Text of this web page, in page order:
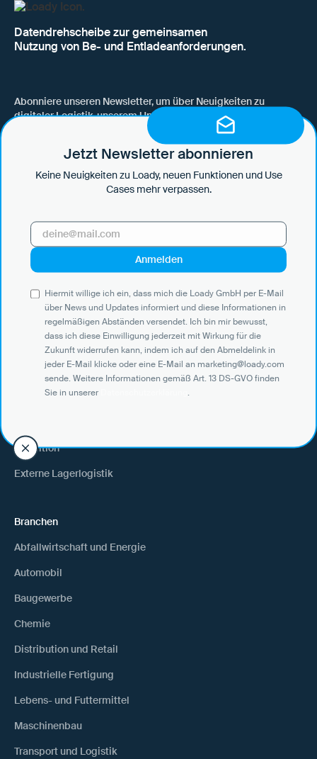
Datendrehscheibe zur gemeinsamen
Nutzung von Be- und Entladeanforderungen.
Abonniere unseren Newsletter, um über Neuigkeiten zu
digitaler Logistik, unserem Unternehmen, neuen Funktionen
und Use Cases auf dem Laufenden zu bleiben.
Hiermit willige ich ein, dass mich die Loady GmbH per E-Mail über
News und Updates informiert und diese Informationen in
regelmäßigen Abständen versendet. Ich bin mir bewusst, dass ich
diese Einwilligung jederzeit mit Wirkung für die Zukunft widerrufen
E-Mail an marketing@loady.com sende. Weitere Informationen
gemäß Art. 13 DS-GVO finden Sie in unsererDatenschutzerklärung
Use Cases
Verlader
Spedition
Externe Lagerlogistik
Branchen
Abfallwirtschaft und Energie
Automobil
Baugewerbe
Chemie
Distribution und Retail
Industrielle Fertigung
Lebens- und Futtermittel
Maschinenbau
Transport und Logistik
Jetzt Newsletter abonnieren
Keine Neuigkeiten zu Loady, neuen Funktionen und Use
Cases mehr verpassen.
Hiermit willige ich ein, dass mich die Loady GmbH per E-Mail
über News und Updates informiert und diese Informationen in
regelmäßigen Abständen versendet. Ich bin mir bewusst,
dass ich diese Einwilligung jederzeit mit Wirkung für die
Zukunft widerrufen kann, indem ich auf den Abmeldelink in
jeder E-Mail klicke oder eine E-Mail an marketing@loady.com
sende. Weitere Informationen gemäß Art. 13 DS-GVO finden
Sie in unserer
.